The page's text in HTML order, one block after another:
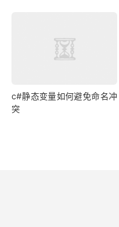
c#静态变量如何避免命名冲
突